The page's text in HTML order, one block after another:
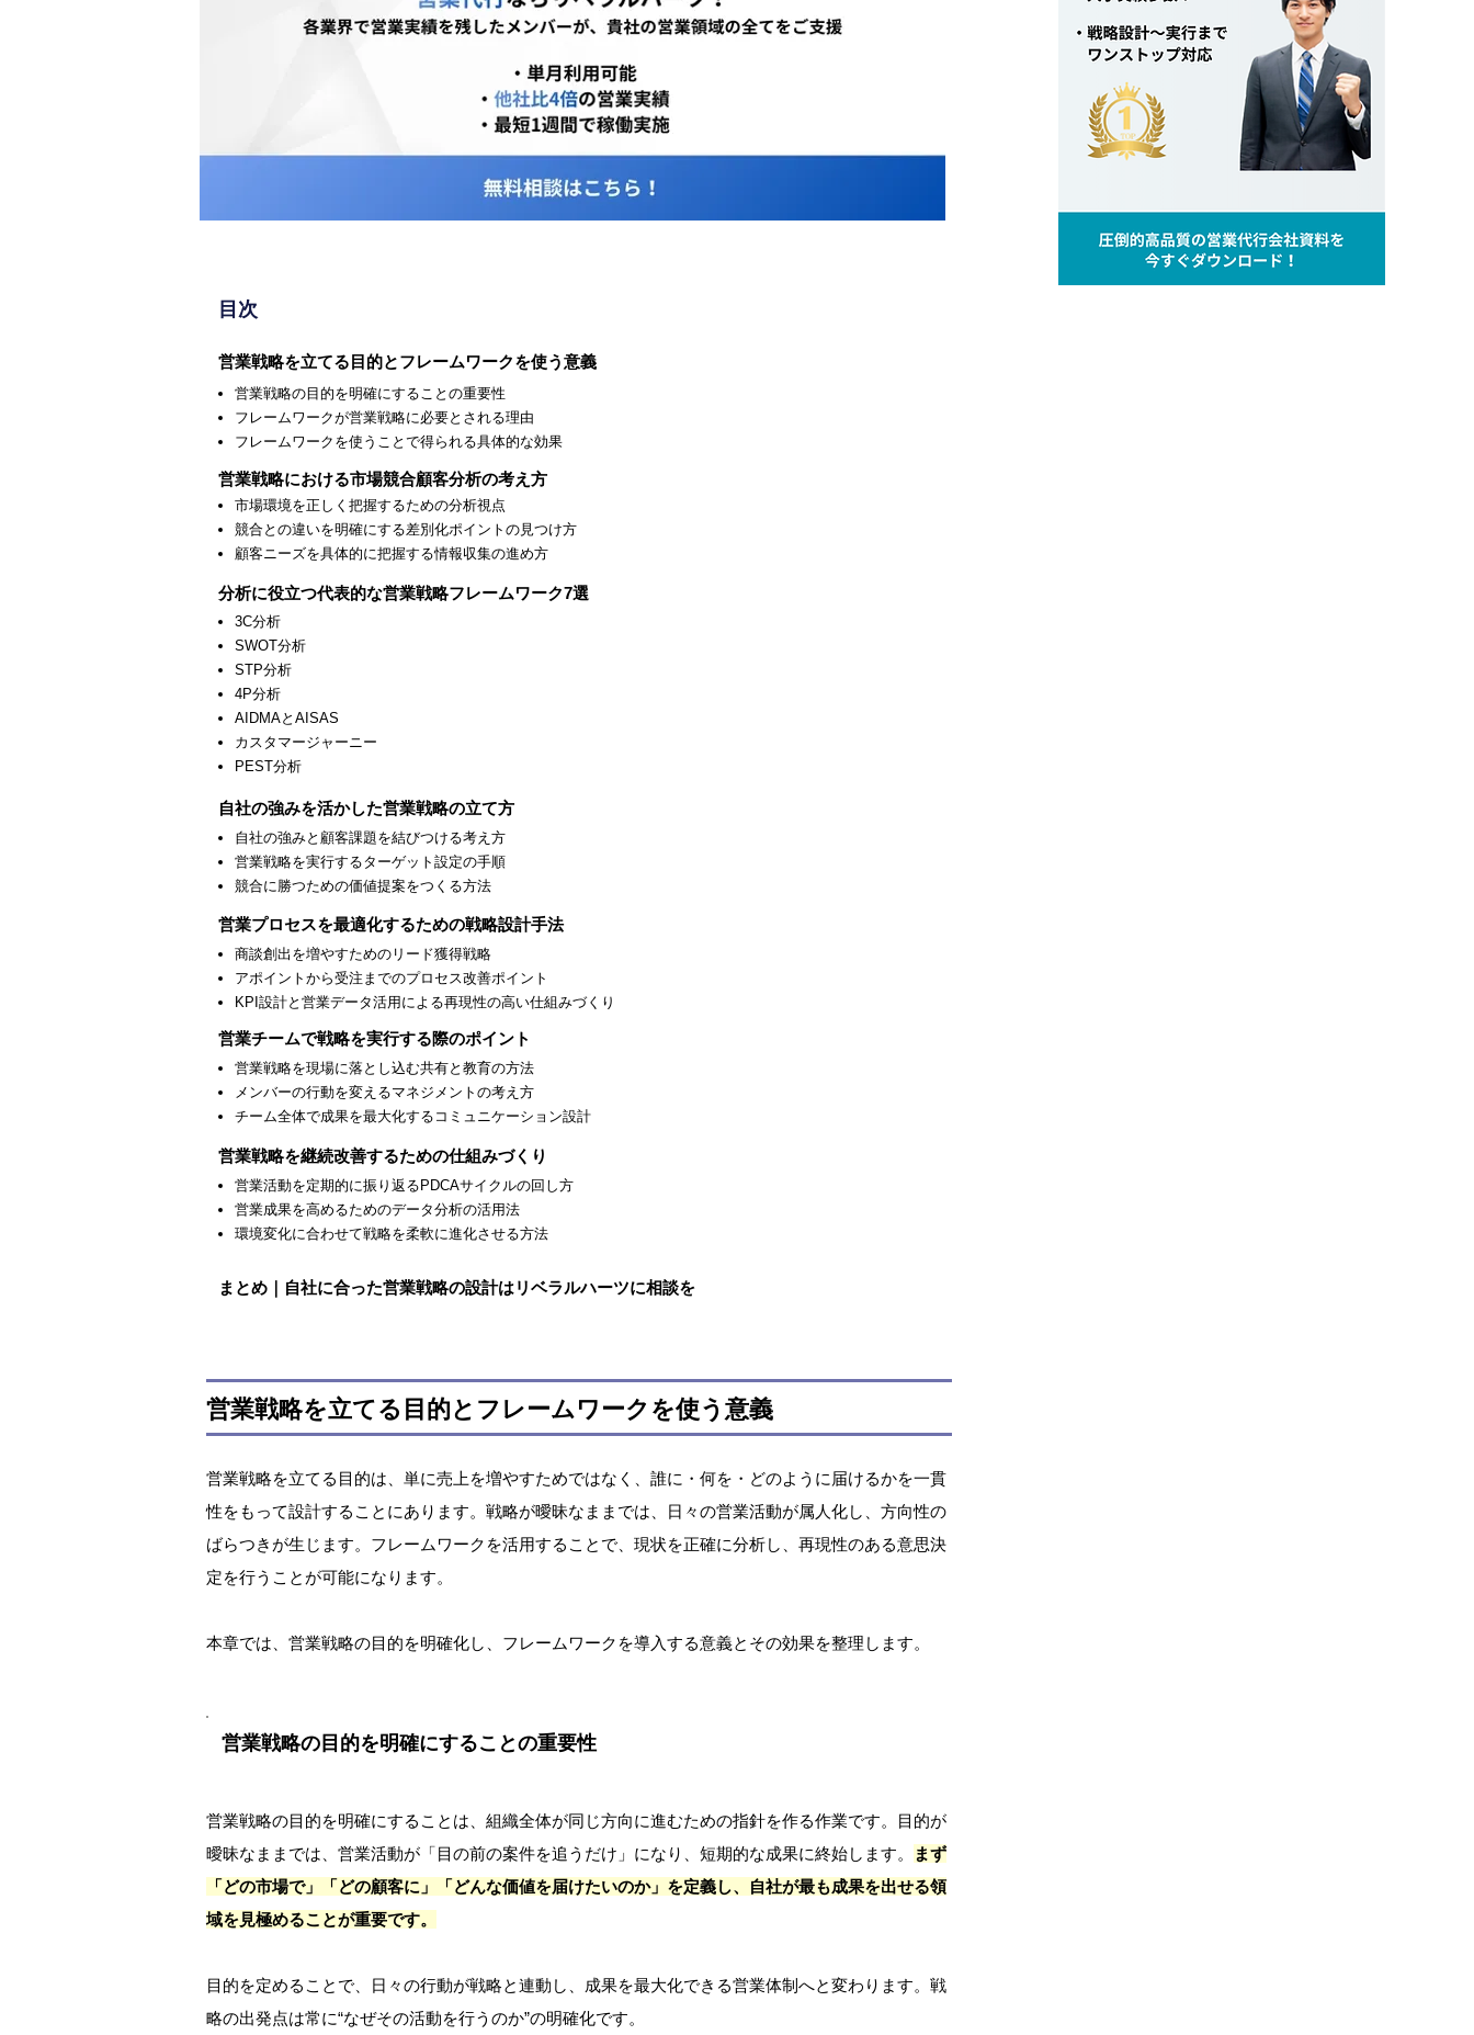
目次
営業戦略を立てる目的とフレームワークを使う意義
営業戦略の目的を明確にすることの重要性
フレームワークが営業戦略に必要とされる理由
フレームワークを使うことで得られる具体的な効果
営業戦略における市場競合顧客分析の考え方
市場環境を正しく把握するための分析視点
競合との違いを明確にする差別化ポイントの見つけ方
顧客ニーズを具体的に把握する情報収集の進め方
分析に役立つ代表的な営業戦略フレームワーク7選
3C分析
SWOT分析
STP分析
4P分析
AIDMAとAISAS
カスタマージャーニー
PEST分析
自社の強みを活かした営業戦略の立て方
自社の強みと顧客課題を結びつける考え方
営業戦略を実行するターゲット設定の手順
競合に勝つための価値提案をつくる方法
営業プロセスを最適化するための戦略設計手法
商談創出を増やすためのリード獲得戦略
アポイントから受注までのプロセス改善ポイント
KPI設計と営業データ活用による再現性の高い仕組みづくり
営業チームで戦略を実行する際のポイント
営業戦略を現場に落とし込む共有と教育の方法
メンバーの行動を変えるマネジメントの考え方
チーム全体で成果を最大化するコミュニケーション設計
営業戦略を継続改善するための仕組みづくり
営業活動を定期的に振り返るPDCAサイクルの回し方
営業成果を高めるためのデータ分析の活用法
環境変化に合わせて戦略を柔軟に進化させる方法
まとめ｜自社に合った営業戦略の設計はリベラルハーツに相談を
営業戦略を立てる目的とフレームワークを使う意義
営業戦略を立てる目的は、単に売上を増やすためではなく、誰に・何を・どのように届けるかを一貫
性をもって設計することにあります。戦略が曖昧なままでは、日々の営業活動が属人化し、方向性の
ばらつきが生じます。フレームワークを活用することで、現状を正確に分析し、再現性のある意思決
定を行うことが可能になります。
本章では、営業戦略の目的を明確化し、フレームワークを導入する意義とその効果を整理します。
営業戦略の目的を明確にすることの重要性
営業戦略の目的を明確にすることは、組織全体が同じ方向に進むための指針を作る作業です。目的が
曖昧なままでは、営業活動が「目の前の案件を追うだけ」になり、短期的な成果に終始します。
まず
「どの市場で」「どの顧客に」「どんな価値を届けたいのか」を定義し、自社が最も成果を出せる領
域を見極めることが重要です。
目的を定めることで、日々の行動が戦略と連動し、成果を最大化できる営業体制へと変わります。戦
略の出発点は常に“なぜその活動を行うのか”の明確化です。